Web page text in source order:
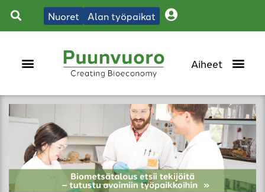
Nuoret Alan työpaikat